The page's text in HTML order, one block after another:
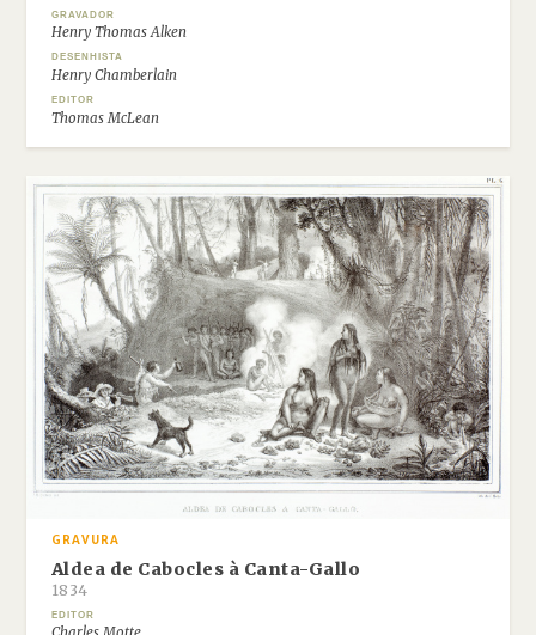
GRAVADOR
Henry Thomas Alken
DESENHISTA
Henry Chamberlain
EDITOR
Thomas McLean
GRAVURA
Aldea de Cabocles à Canta-Gallo
1834
EDITOR